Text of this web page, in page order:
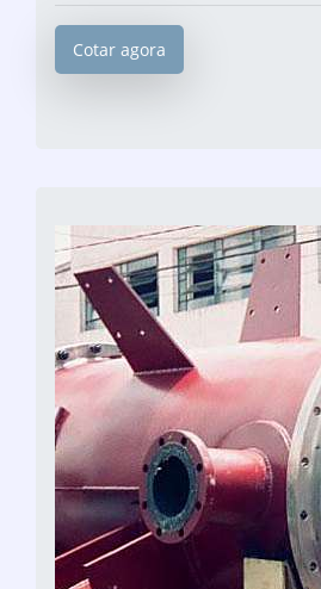
Cotar agora